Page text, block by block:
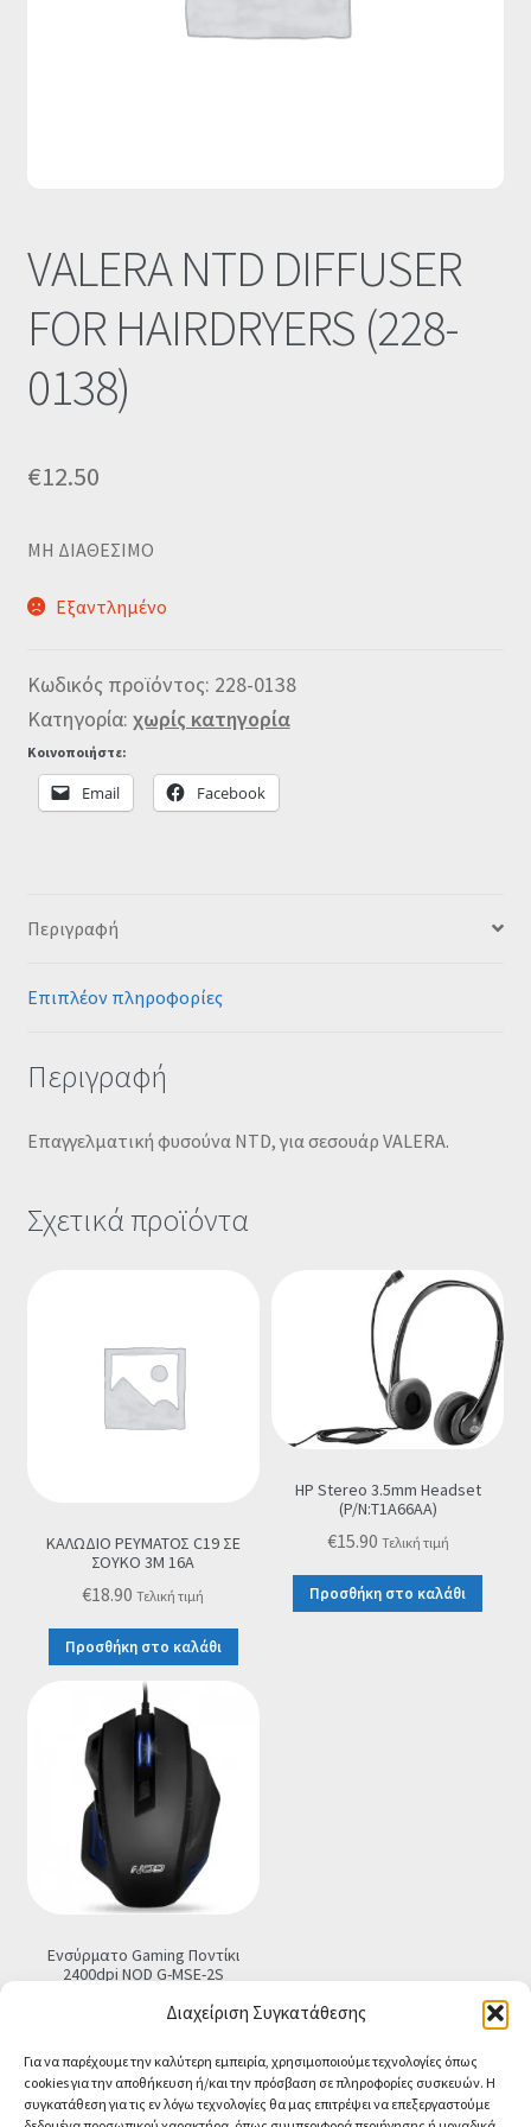
Διαχείριση Συγκατάθεσης
Για να παρέχουμε την καλύτερη εμπειρία, χρησιμοποιούμε τεχνολογίες όπως
cookies για την αποθήκευση ή/και την πρόσβαση σε πληροφορίες συσκευών. Η
συγκατάθεση για τις εν λόγω τεχνολογίες θα μας επιτρέψει να επεξεργαστούμε
VALERA NTD DIFFUSER
FOR HAIRDRYERS (228-
0138)
€12.50
MΗ ΔΙΑΘΕΣΙΜΟ
Εξαντλημένο
Κωδικός προϊόντος: 228-0138
Κατηγορία: χωρίς κατηγορία
Κοινοποιήστε:
Email Facebook
Περιγραφή
Επιπλέον πληροφορίες
Περιγραφή
Eπαγγελματική φυσούνα NTD, για σεσουάρ VALERA.
Σχετικά προϊόντα
ΚΑΛΩΔΙΟ ΡΕΥΜΑΤΟΣ C19 ΣΕ
ΣΟΥΚΟ 3M 16A
€18.90 Τελική τιμή
Προσθήκη στο καλάθι
HP Stereo 3.5mm Headset
(P/N:T1A66AA)
€15.90 Τελική τιμή
Προσθήκη στο καλάθι
Ενσύρματο Gaming Ποντίκι
2400dpi NOD G-MSE-2S
Τελική τιμή
Προσθήκη στο καλάθι